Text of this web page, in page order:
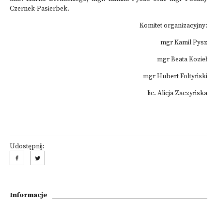
Czernek-Pasierbek.
Komitet organizacyjny:
mgr Kamil Pysz
mgr Beata Kozieł
mgr Hubert Foltyński
lic. Alicja Zaczyńska
Udostępnij:
Informacje